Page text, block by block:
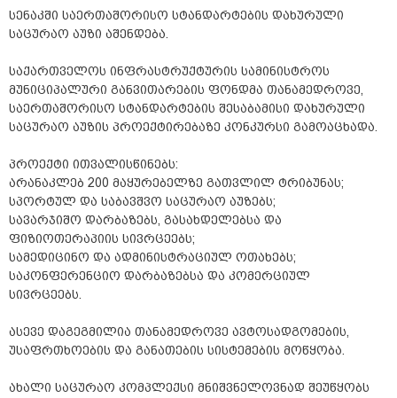
სენაკში საერთაშორისო სტანდარტების დახურული
საცურაო აუზი აშენდება.
საქართველოს ინფრასტრუქტურის სამინისტროს
მუნიციპალური განვითარების ფონდმა თანამედროვე,
საერთაშორისო სტანდარტების შესაბამისი დახურული
საცურაო აუზის პროექტირებაზე კონკურსი გამოაცხადა.
პროექტი ითვალისწინებს:
არანაკლებ 200 მაყურებელზე გათვლილ ტრიბუნას;
სპორტულ და საბავშვო საცურაო აუზებს;
სავარჯიშო დარბაზებს, გასახდელებსა და
ფიზიოთერაპიის სივრცეებს;
სამედიცინო და ადმინისტრაციულ ოთახებს;
საკონფერენციო დარბაზებსა და კომერციულ
სივრცეებს.
ასევე დაგეგმილია თანამედროვე ავტოსადგომების,
უსაფრთხოების და განათების სისტემების მოწყობა.
ახალი საცურაო კომპლექსი მნიშვნელოვნად შეუწყობს